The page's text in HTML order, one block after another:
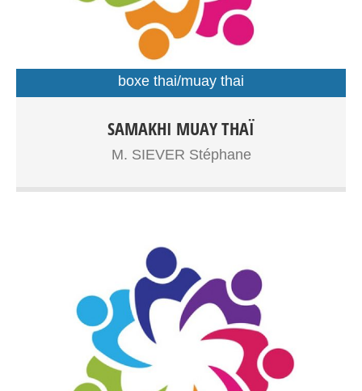
Boxe Thaïlandaise à partir de 7ans, adolescents, adultes
Entrainements: Gymnase Dupouy
boxe thai/muay thai
SAMAKHI MUAY THAÏ
M. SIEVER Stéphane